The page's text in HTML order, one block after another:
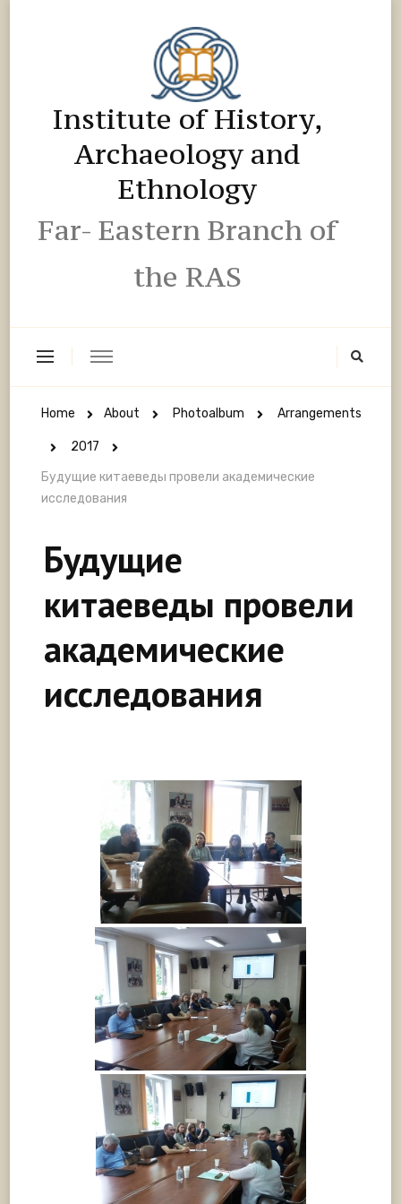
Institute of History,
Archaeology and
Ethnology
Far- Eastern Branch of
the RAS
Home About Photoalbum Arrangements
2017
Будущие китаеведы провели академические
исследования
Будущие
китаеведы провели
академические
исследования